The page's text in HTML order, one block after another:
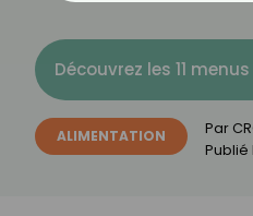
Découvrez les 11 menus
ALIMENTATION Par
Publié